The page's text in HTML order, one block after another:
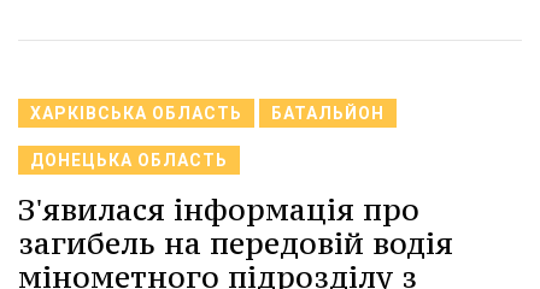
ХАРКІВСЬКА ОБЛАСТЬ БАТАЛЬЙОН
ДОНЕЦЬКА ОБЛАСТЬ
З'явилася інформація про
загибель на передовій водія
мінометного підрозділу з